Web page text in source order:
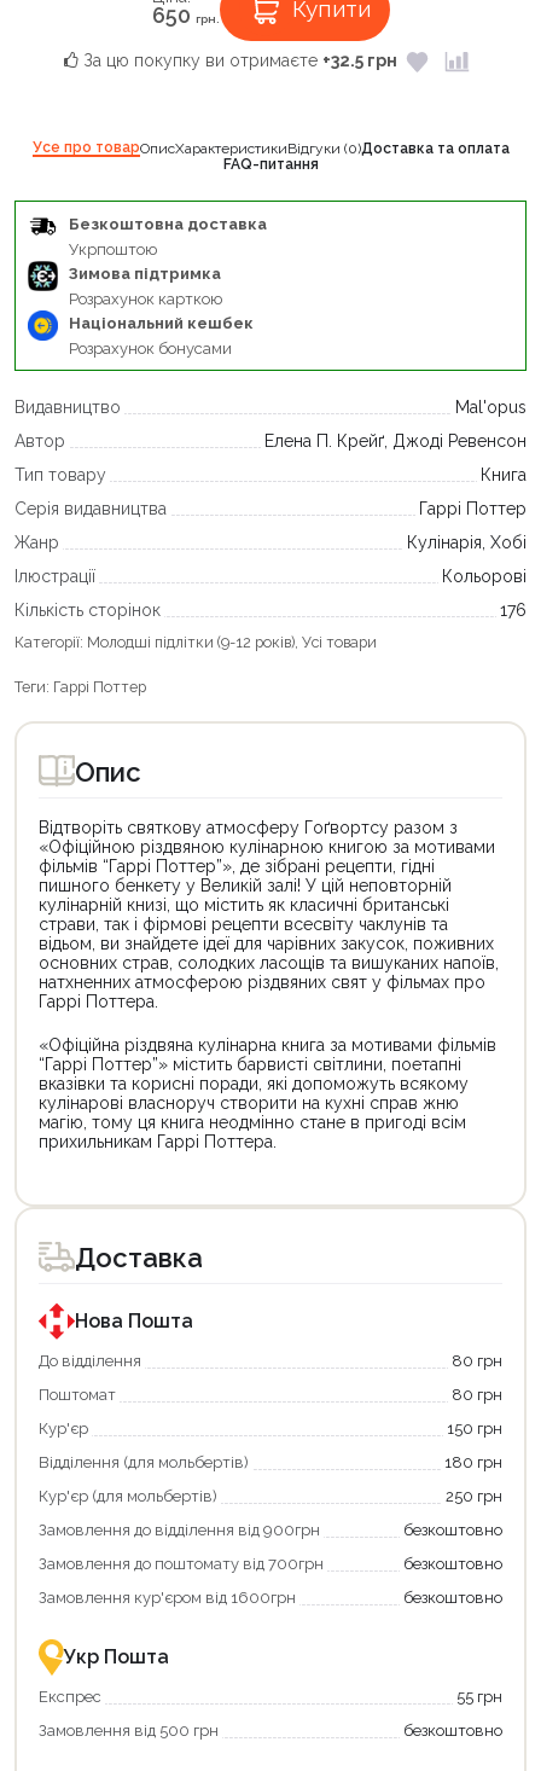
650 грн. Купити
За цю покупку ви отримаєте +32.5 грн
Усе про товарОписХарактеристикиВідгуки (0)Доставка та оплата
FAQ-питання
Безкоштовна доставка
Укрпоштою
Зимова підтримка
Розрахунок карткою
Національний кешбек
Розрахунок бонусами
Видавництво
Mal'opus
Автор
Елена П. Крейґ, Джоді Ревенсон
Тип товару
Книга
Серія видавництва
Гаррі Поттер
Жанр
Кулінарія, Хобі
Ілюстрації
Кольорові
Кількість сторінок
176
Категорії: Молодші підлітки (9-12 років) Усі товари
Теги: Гаррі Поттер
Опис
Відтворіть святкову атмосферу Гоґвортсу разом з
«Офіційною різдвяною кулінарною книгою за мотивами
фільмів “Гаррі Поттер”», де зібрані рецепти, гідні
пишного бенкету у Великій залі! У цій неповторній
кулінарній книзі, що містить як класичні британські
страви, так і фірмові рецепти всесвіту чаклунів та
відьом, ви знайдете ідеї для чарівних закусок, поживних
основних страв, солодких ласощів та вишуканих напоїв,
натхненних атмосферою різдвяних свят у фільмах про
Гаррі Поттера.
«Офіційна різдвяна кулінарна книга за мотивами фільмів
“Гаррі Поттер”» містить барвисті світлини, поетапні
вказівки та корисні поради, які допоможуть всякому
кулінарові власноруч створити на кухні справ жню
магію, тому ця книга неодмінно стане в пригоді всім
прихильникам Гаррі Поттера.
товар
для
покупки
державною
програмою
єКнига.
Використовуйте
карту
щоб
зекономити
та
отримати
додаткові
переваги!
картою
єКнига
–
зручно
та
товар
для
покупки
державною
програмою
«Національний
кешбек».
покупку
«Національний
кешбек»
та
отримуйте
вигідне
повернення
Економте
більше
разом
державною
підтримкою!
Доставка
Нова Пошта
До відділення
80 грн
Поштомат
80 грн
Кур'єр
150 грн
Відділення (для мольбертів)
180 грн
Кур'єр (для мольбертів)
250 грн
Замовлення до відділення від 900грн
безкоштовно
Замовлення до поштомату від 700грн
безкоштовно
Замовлення кур'єром від 1600грн
безкоштовно
Укр Пошта
Експрес
55 грн
Замовлення від 500 грн
безкоштовно